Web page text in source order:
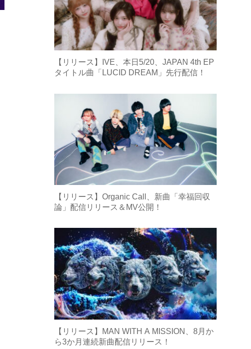
【リリース】IVE、本日5/20、JAPAN 4th EP
タイトル曲「LUCID DREAM」先行配信！
【リリース】Organic Call、新曲「幸福回収
論」配信リリース＆MV公開！
【リリース】MAN WITH A MISSION、8月か
ら3か月連続新曲配信リリース！